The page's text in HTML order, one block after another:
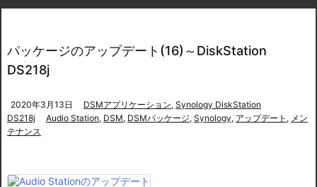
パッケージのアップデート(16)～DiskStation
DS218j
2020年3月13日 DSMアプリケーション, Synology DiskStation
DS218j
Audio Station, DSM, DSMパッケージ, Synology, アップデート , メン
テナンス